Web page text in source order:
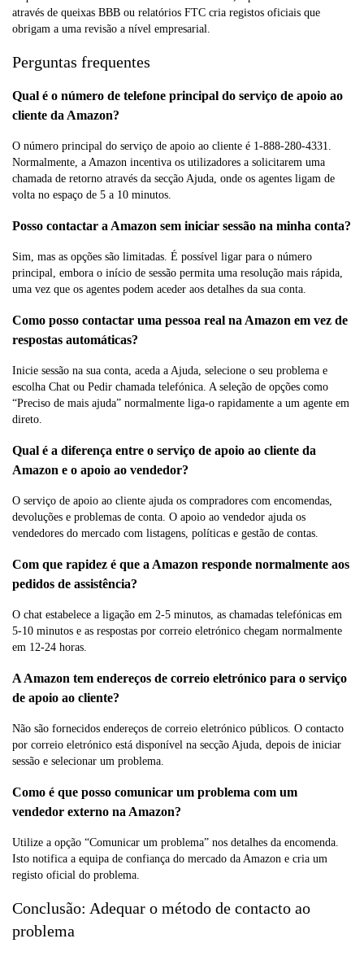
através de queixas BBB ou relatórios FTC cria registos oficiais que
obrigam a uma revisão a nível empresarial.
Perguntas frequentes
Qual é o número de telefone principal do serviço de apoio ao
cliente da Amazon?
O número principal do serviço de apoio ao cliente é 1-888-280-4331.
Normalmente, a Amazon incentiva os utilizadores a solicitarem uma
chamada de retorno através da secção Ajuda, onde os agentes ligam de
volta no espaço de 5 a 10 minutos.
Posso contactar a Amazon sem iniciar sessão na minha conta?
Sim, mas as opções são limitadas. É possível ligar para o número
principal, embora o início de sessão permita uma resolução mais rápida,
uma vez que os agentes podem aceder aos detalhes da sua conta.
Como posso contactar uma pessoa real na Amazon em vez de
respostas automáticas?
Inicie sessão na sua conta, aceda a Ajuda, selecione o seu problema e
escolha Chat ou Pedir chamada telefónica. A seleção de opções como
“Preciso de mais ajuda” normalmente liga-o rapidamente a um agente em
direto.
Qual é a diferença entre o serviço de apoio ao cliente da
Amazon e o apoio ao vendedor?
O serviço de apoio ao cliente ajuda os compradores com encomendas,
devoluções e problemas de conta. O apoio ao vendedor ajuda os
vendedores do mercado com listagens, políticas e gestão de contas.
Com que rapidez é que a Amazon responde normalmente aos
pedidos de assistência?
O chat estabelece a ligação em 2-5 minutos, as chamadas telefónicas em
5-10 minutos e as respostas por correio eletrónico chegam normalmente
em 12-24 horas.
A Amazon tem endereços de correio eletrónico para o serviço
de apoio ao cliente?
Não são fornecidos endereços de correio eletrónico públicos. O contacto
por correio eletrónico está disponível na secção Ajuda, depois de iniciar
sessão e selecionar um problema.
Como é que posso comunicar um problema com um
vendedor externo na Amazon?
Utilize a opção “Comunicar um problema” nos detalhes da encomenda.
Isto notifica a equipa de confiança do mercado da Amazon e cria um
registo oficial do problema.
Conclusão: Adequar o método de contacto ao
problema